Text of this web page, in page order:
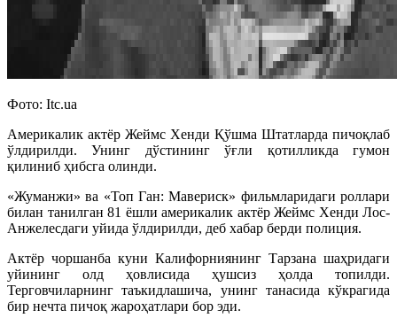
Фото: Itc.ua
Америкалик актёр Жеймс Хенди Қўшма Штатларда пичоқлаб
ўлдирилди. Унинг дўстининг ўғли қотилликда гумон
қилиниб ҳибсга олинди.
«Жуманжи» ва «Топ Ган: Мавериcк» фильмларидаги роллари
билан танилган 81 ёшли америкалик актёр Жеймс Хенди Лос-
Анжелесдаги уйида ўлдирилди, деб хабар берди полиция.
Актёр чоршанба куни Калифорниянинг Тарзана шаҳридаги
уйининг олд ҳовлисида ҳушсиз ҳолда топилди.
Терговчиларнинг таъкидлашича, унинг танасида кўкрагида
бир нечта пичоқ жароҳатлари бор эди.